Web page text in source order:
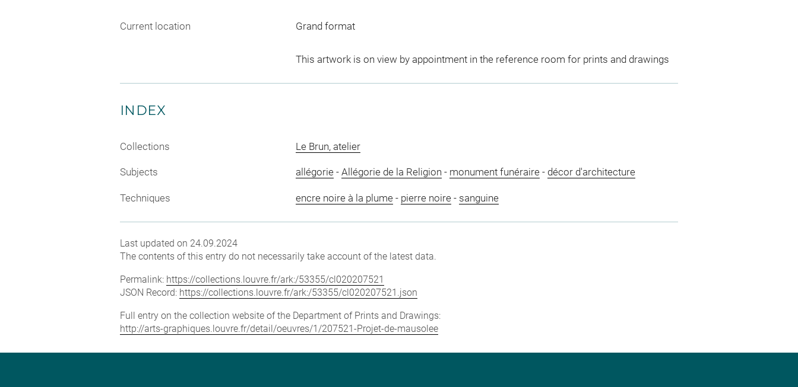
Current location Grand format
This artwork is on view by appointment in the reference room for prints and drawings
INDEX
Collections Le Brun, atelier
Subjects allégorie- Allégorie de la Religion - monument funéraire- décor d'architecture
Techniques encre noire à la plume- pierre noire- sanguine
Last updated on 24.09.2024
The contents of this entry do not necessarily take account of the latest data.
Permalink: https://collections.louvre.fr/ark:/53355/cl020207521
JSON Record: https://collections.louvre.fr/ark:/53355/cl020207521.json
Full entry on the collection website of the Department of Prints and Drawings:
http://arts-graphiques.louvre.fr/detail/oeuvres/1/207521-Projet-de-mausolee